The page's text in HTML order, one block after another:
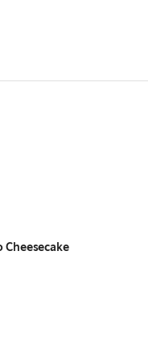
Cheesecake